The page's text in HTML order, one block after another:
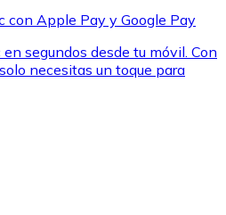
con efectivo en tu tienda más
con Apple Pay y Google Pay
segundos desde tu móvil. Con
necesitas un toque para